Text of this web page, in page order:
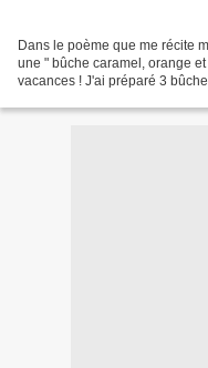
Dans le poème que me récite
une " bûche caramel, orange
vacances ! J'ai préparé 3